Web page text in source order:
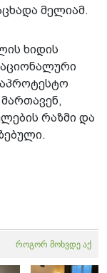
მელიამ.
ხიდის
რაზმი და
როგორ მოხვდე აქ